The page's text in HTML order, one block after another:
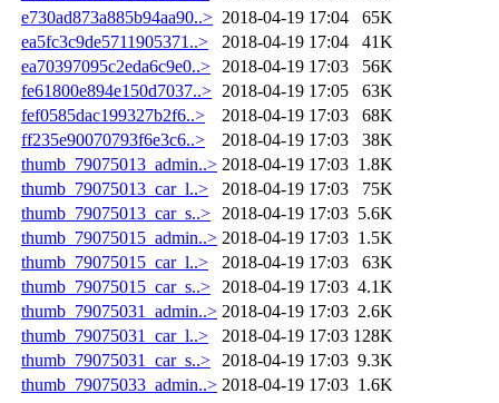
e730ad873a885b94aa90..> 2018-04-19 17:04
65K
ea5fc3c9de5711905371..>
2018-04-19 17:04
41K
ea70397095c2eda6c9e0..>
2018-04-19 17:03
56K
fe61800e894e150d7037..> 2018-04-19 17:05
63K
fef0585dac199327b2f6..>
2018-04-19 17:03
68K
ff235e90070793f6e3c6..>
2018-04-19 17:03
38K
thumb_79075013_admin..> 2018-04-19 17:03 1.8K
thumb_79075013_car_l..>
2018-04-19 17:03
75K
thumb_79075013_car_s..>
2018-04-19 17:03 5.6K
thumb_79075015_admin..> 2018-04-19 17:03 1.5K
thumb_79075015_car_l..>
2018-04-19 17:03
63K
thumb_79075015_car_s..>
2018-04-19 17:03 4.1K
thumb_79075031_admin..> 2018-04-19 17:03 2.6K
thumb_79075031_car_l..>
2018-04-19 17:03 128K
thumb_79075031_car_s..>
2018-04-19 17:03 9.3K
thumb_79075033_admin..> 2018-04-19 17:03 1.6K